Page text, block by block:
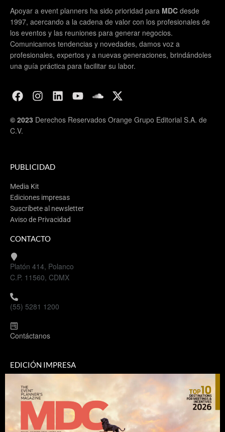
Apoyar a event planners ha sido prioridad para MDC desde
1997, acercando a la cadena de valor con los profesionales de
los eventos y las reuniones para generar negocios.
Comunicamos tendencias y novedades, damos voz a
profesionales, expertos y a nuevas generaciones, brindándoles
una guía práctica para facilitar su labor.
© 2023 Derechos Reservados Orange Grupo Editorial S.A. de
C.V.
PUBLICIDAD
Media Kit
Ediciones impresas
Suscríbete al newsletter
Aviso de Privacidad
CONTACTO
Platón 414, Polanco
C.P. 11560, CDMX
(55) 5281 1200
Contáctanos
EDICIÓN IMPRESA